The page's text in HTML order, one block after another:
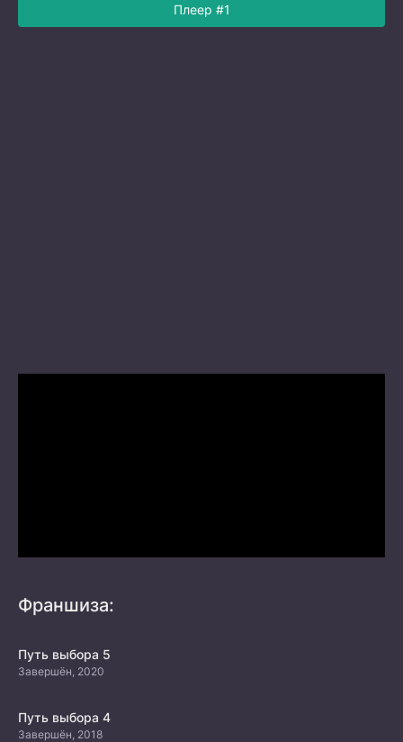
Плеер #1
Франшиза:
Путь выбора 5
Завершён, 2020
Путь выбора 4
Завершён, 2018